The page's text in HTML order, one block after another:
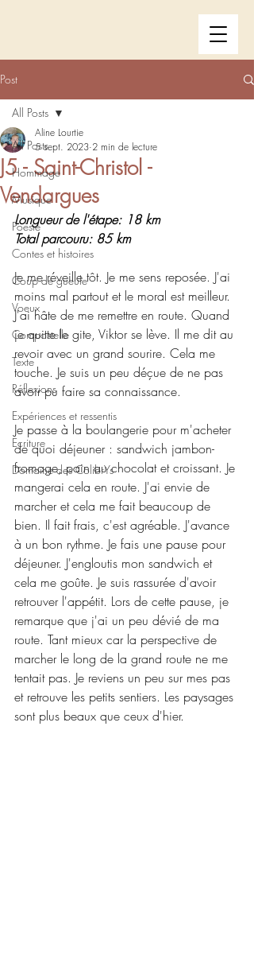
Post
All Posts
Hommage
Musique
Poésie
Contes et histoires
Coup de gueule
Voeux
Compostelle
Texte
Réflexions
Expériences et ressentis
Ecriture
Domaine des ColibrYs
All Posts
J5 - Saint-Christol -
Vendargues
Aline Lourtie
5 sept. 2023 2 min de lecture
Longueur de l'étape: 18 km
Total parcouru: 85 km
Je me réveille tôt. Je me sens reposée. J'ai
moins mal partout et le moral est meilleur.
J'ai hâte de me remettre en route. Quand
je quitte le gite, Viktor se lève. Il me dit au
revoir avec un grand sourire. Cela me
touche. Je suis un peu déçue de ne pas
avoir pu faire sa connaissance.
Je passe à la boulangerie pour m'acheter
de quoi déjeuner : sandwich jambon-
fromage, pain au chocolat et croissant. Je
mangerai cela en route. J'ai envie de
marcher et cela me fait beaucoup de
bien. Il fait frais, c'est agréable. J'avance
à un bon rythme. Je fais une pause pour
déjeuner. J'engloutis mon sandwich et
cela me goûte. Je suis rassurée d'avoir
retrouver l'appétit. Lors de cette pause, je
remarque que j'ai un peu dévié de ma
route. Tant mieux car la perspective de
marcher le long de la grand route ne me
tentait pas. Je reviens un peu sur mes pas
et retrouve les petits sentiers. Les paysages
sont plus beaux que ceux d'hier.